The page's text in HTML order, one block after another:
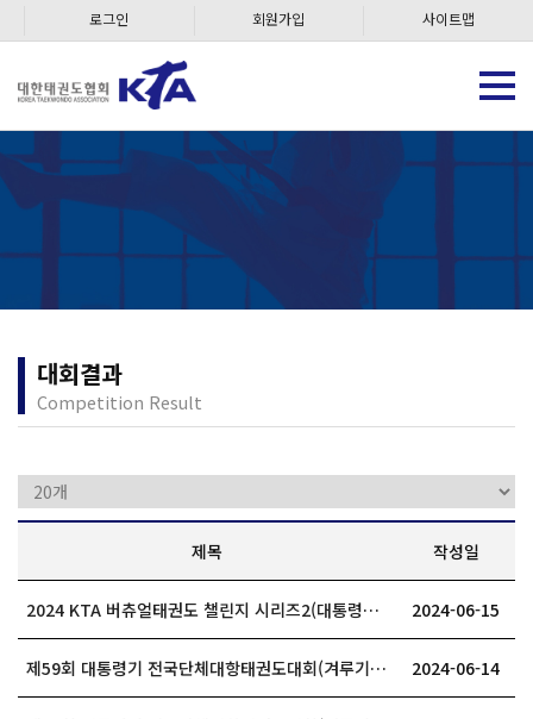
로그인 회원가입 사이트맵
대회결과
Competition Result
총 게시글
제목 작성일
2024 KTA 버츄얼태권도 챌린지 시리즈2(대통령기) 1일차 대회 결과… 2024-06-15
제59회 대통령기 전국단체대항태권도대회(겨루기) 3일차 대회 결과 2024-06-14